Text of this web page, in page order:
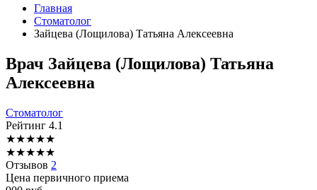
Главная
Стоматолог
Зайцева (Лощилова) Татьяна Алексеевна
Врач Зайцева (Лощилова) Татьяна
Алексеевна
Стоматолог
Рейтинг 4.1
★★★★★
★★★★★
Отзывов 2
Цена первичного приема